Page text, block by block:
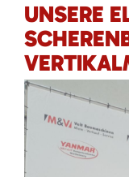
UNSERE